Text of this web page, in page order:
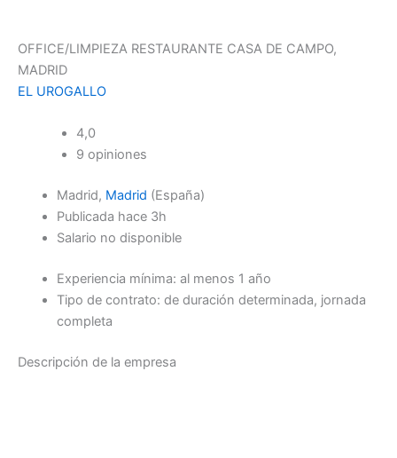
OFFICE/LIMPIEZA RESTAURANTE CASA DE CAMPO,
MADRID
EL UROGALLO
4,0
9 opiniones
Madrid, Madrid (España)
Publicada hace 3h
Salario no disponible
Experiencia mínima: al menos 1 año
Tipo de contrato: de duración determinada, jornada
completa
Descripción de la empresa